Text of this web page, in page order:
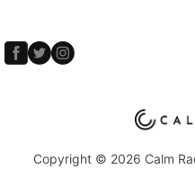
Copyright © 2026 Calm